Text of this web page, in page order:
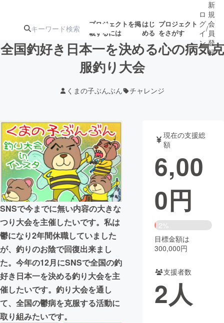
プロジェクトを掲
載するには
はじ
める
プロジェクト
をさがす
ターン
ジェクト
ロジェクト
アート・写真 音楽
テクノロジー・ガジェット ゲーム・サ
映像・映画 書籍・雑誌
ビジネス・起業 チャレンジ
まちづくり・地域活性化
CAMPFIRE for Social Good
CAMPFIRE Creation
CAMPFIREふるさと納税
コミュニティ
ロ
グ
イ
ン
/
新
規
会
員
登
録
全国釣好き日本一を決める心の病気克
服釣り大会
くまの子ぶんぶん チャレンジ
SNSで今までに無い内容の大きな
つり大会を主催したいです。私は
鬱になり2年間休職していました
が、釣りのお陰で回復出来まし
た。今年の12月にSNSで全国の釣
好き日本一を決める釣り大会を主
催したいです。釣り大会を通し
て、全国の鬱病を克服する活動に
取り組みたいです。
現在の支援総
額
6,00
0円
2%
目標金額は
300,000円
支援者数
2人